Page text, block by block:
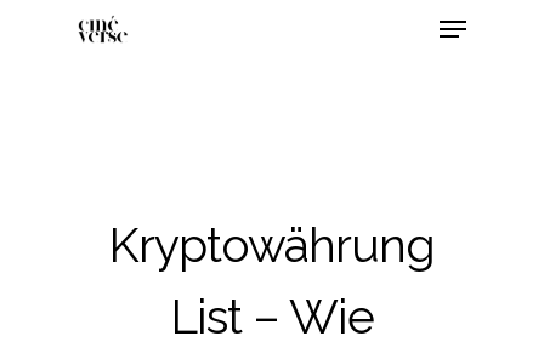
Kryptowährung
List – Wie